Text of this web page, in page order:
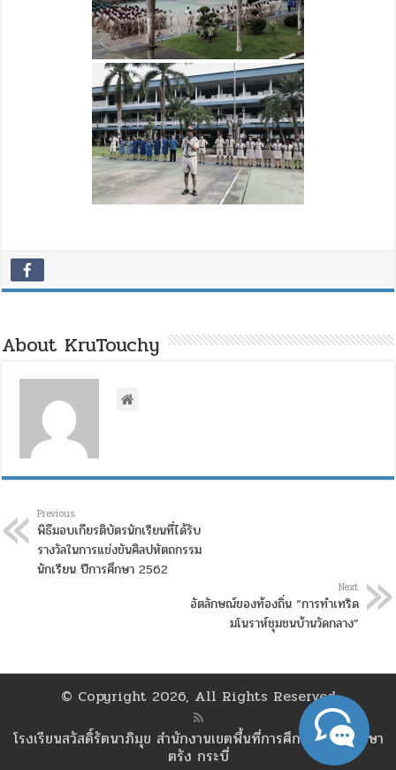
About KruTouchy
Previous
พิธีมอบเกียรติบัตรนักเรียนที่ได้รับ
รางวัลในการแข่งขันศิลปหัตถกรรม
นักเรียน ปีการศึกษา 2562
Next
อัตลักษณ์ของท้องถิ่น “การทำเทริด
มโนราห์ชุมชนบ้านวัดกลาง”
© Copyright 2026, All Rights Reserved
โรงเรียนสวัสดิ์รัตนาภิมุข สำนักงานเขตพื้นที่การศึกษามัธยมศึกษา
ตรัง กระบี่